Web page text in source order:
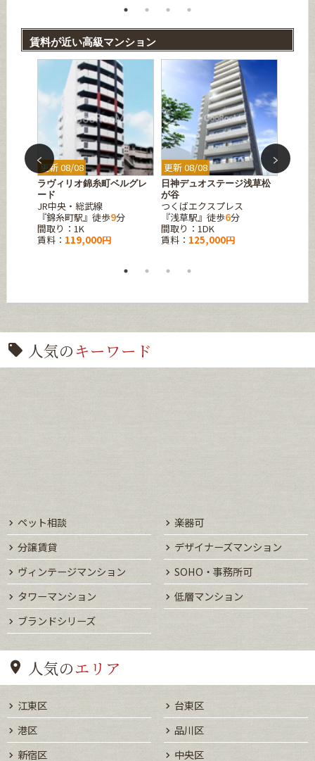
賃料が近い高級マンション
更新 08/08
ラヴィリオ錦糸町ベルグレ
ード
JR中央・総武線
『錦糸町駅』徒歩9分
間取り：1K
賃料： 119,000円
更新 08/08
日神デュオステージ浅草松
が谷
つくばエクスプレス
『浅草駅』徒歩6分
間取り：1DK
賃料： 125,000円
更新
人気のキーワード
ペット相談
楽器可
分譲賃貸
デザイナーズマンション
ヴィンテージマンション
SOHO・事務所可
タワーマンション
低層マンション
ブランドシリーズ
人気のエリア
江東区
台東区
港区
品川区
新宿区
中央区